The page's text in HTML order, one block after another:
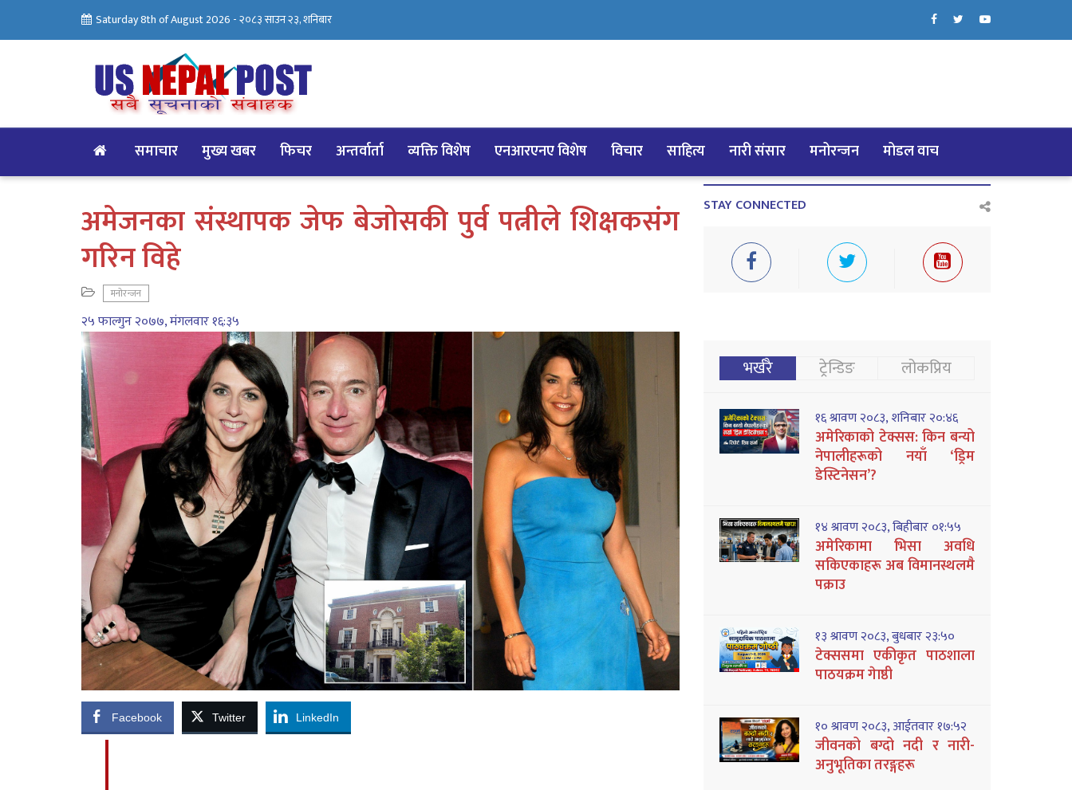
Saturday 8th of August 2026 -२०८३ साउन २३, शनिबार
समाचार मुख्य खबर फिचर अन्तर्वार्ता व्यक्ति विशेष एनआरएनए विशेष विचार साहित्य नारी संसार मनोरन्जन मोडल वाच
अमेजनका संस्थापक जेफ बेजोसकी पुर्व पत्नीले शिक्षकसंग
गरिन विहे
मनोरन्जन
२५ फाल्गुन २०७७, मंगलवार १६:३५
Facebook Twitter LinkedIn
STAY CONNECTED
भर्खरै ट्रेन्डिङ लोकप्रिय
१६ श्रावण २०८३, शनिबार २०:४६
अमेरिकाको टेक्सस: किन बन्यो
नेपालीहरूको नयाँ ‘ड्रिम
डेस्टिनेसन’?
१४ श्रावण २०८३, बिहीबार ०१:५५
अमेरिकामा भिसा अवधि
सकिएकाहरू अब विमानस्थलमै
पक्राउ
१३ श्रावण २०८३, बुधबार २३:५०
टेक्ससमा एकीकृत पाठशाला
पाठयक्रम गेाष्ठी
१० श्रावण २०८३, आईतवार १७:५२
जीवनको बग्दो नदी र नारी-
अनुभूतिका तरङ्गहरू